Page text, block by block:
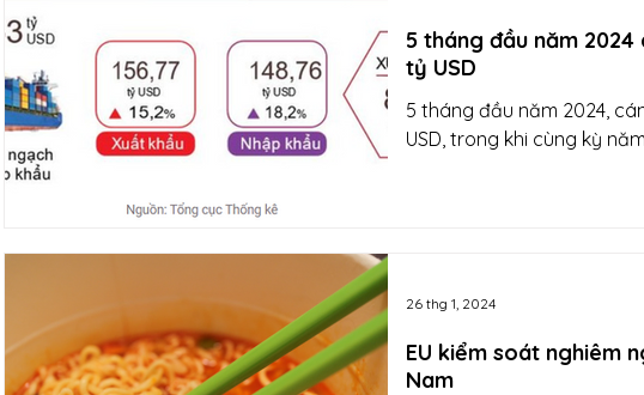
5 tháng đầu năm
tỷ USD
5 tháng đầu năm 2024,
USD, trong khi cùng kỳ
EU kiểm soát nghiêm
Nam
26 thg 1, 2024